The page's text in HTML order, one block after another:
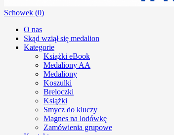
Schowek (0)
O nas
Skąd wziął się medalion
Kategorie
Książki eBook
Medaliony AA
Medaliony
Koszulki
Breloczki
Książki
Smycz do kluczy
Magnes na lodówkę
Zamówienia grupowe